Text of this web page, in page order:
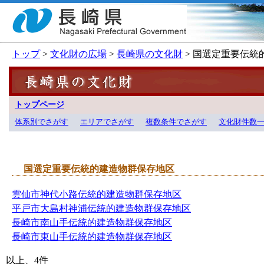
トップ> 文化財の広場 > 長崎県の文化財 > 国選定重要伝統
トップページ
体系別でさがす エリアでさがす 複数条件でさがす 文化財件数
国選定重要伝統的建造物群保存地区
雲仙市神代小路伝統的建造物群保存地区
平戸市大島村神浦伝統的建造物群保存地区
長崎市南山手伝統的建造物群保存地区
長崎市東山手伝統的建造物群保存地区
以上、 4件